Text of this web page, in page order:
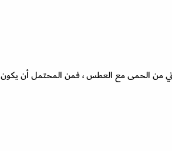
إذا كان الطفل يعاني من الحمى مع العطس ، فمن المحتمل أن يكون